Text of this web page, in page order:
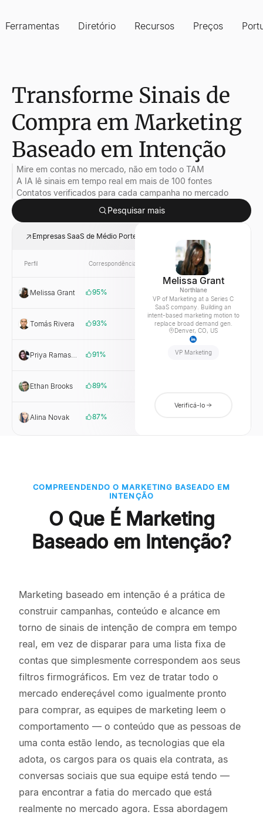
Ferramentas Diretório Recursos Preços
Transforme Sinais de
Compra em Marketing
Baseado em Intenção
Mire em contas no mercado, não em todo o TAM
A IA lê sinais em tempo real em mais de 100 fontes
Contatos verificados para cada campanha no mercado
Pesquisar mais
Empresas SaaS de Médio Porte no Mercado Este Mês
Perfil Correspondência Empresa
Melissa Grant 95%
Tomás Rivera 93% Vantree
Priya Ramaswamy 91%
Ethan Brooks 89%
Alina Novak 87%
Melissa Grant
Northlane
VP of Marketing at a Series C
SaaS company. Building an
intent-based marketing motion to
replace broad demand gen.
Denver, CO, US
VP Marketing
Verificá-lo
COMPREENDENDO O MARKETING BASEADO EM
INTENÇÃO
O Que É Marketing
Baseado em Intenção?
Marketing baseado em intenção é a prática de
construir campanhas, conteúdo e alcance em
torno de sinais de intenção de compra em tempo
real, em vez de disparar para uma lista fixa de
contas que simplesmente correspondem aos seus
filtros firmográficos. Em vez de tratar todo o
mercado endereçável como igualmente pronto
para comprar, as equipes de marketing leem o
comportamento — o conteúdo que as pessoas de
uma conta estão lendo, as tecnologias que ela
adota, os cargos para os quais ela contrata, as
conversas sociais que sua equipe está tendo —
para encontrar a fatia do mercado que está
realmente no mercado agora. Essa abordagem